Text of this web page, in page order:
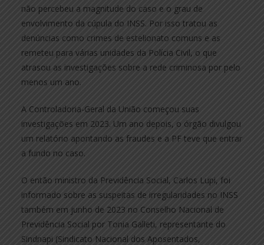
não percebeu a magnitude do caso e o grau de
envolvimento da cúpula do INSS. Por isso tratou as
denúncias como crimes de estelionato comuns e as
remeteu para várias unidades da Polícia Civil, o que
atrasou as investigações sobre a rede criminosa por pelo
menos um ano.
A Controladoria-Geral da União começou suas
investigações em 2023. Um ano depois, o órgão divulgou
um relatório apontando as fraudes e a PF teve que entrar
a fundo no caso.
O então ministro da Previdência Social, Carlos Lupi, foi
informado sobre as suspeitas de irregularidades no INSS
também em junho de 2023 no Conselho Nacional de
Previdência Social por Tonia Galleti, representante do
Sindnapi (Sindicato Nacional dos Aposentados,